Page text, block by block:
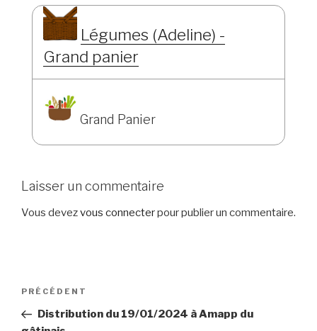
Légumes (Adeline) -
Grand panier
Grand Panier
Laisser un commentaire
Vous devezvous connecterpour publier un commentaire.
Navigation
l’article
Article
précédent
PRÉCÉDENT
Distribution du 19/01/2024 à Amapp du